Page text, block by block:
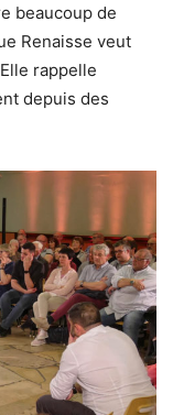
beaucoup de
Renaisse veut
rappelle
depuis des